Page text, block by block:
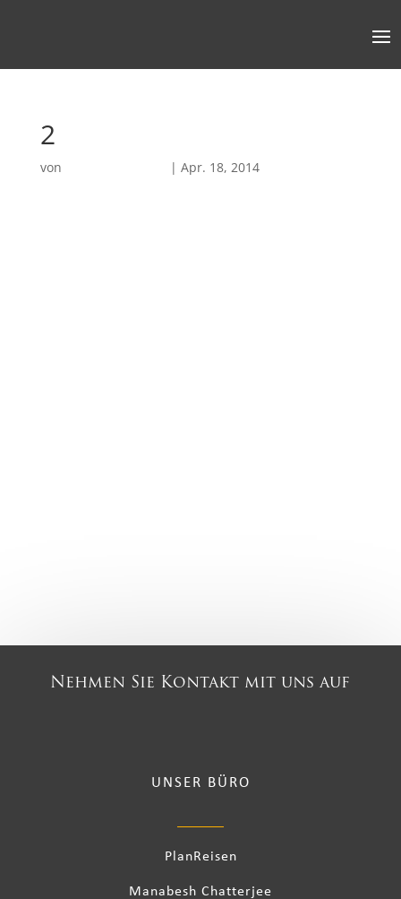
2
von | Apr. 18, 2014
Nehmen Sie Kontakt mit uns auf
UNSER BÜRO
PlanReisen
Manabesh Chatterjee